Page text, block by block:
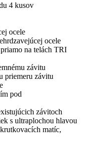
4 kusov
ocele
ocele
na telách TRI
závitu
priemeru závitu
pod
závitoch
s ultraplochou hlavou
matíc,